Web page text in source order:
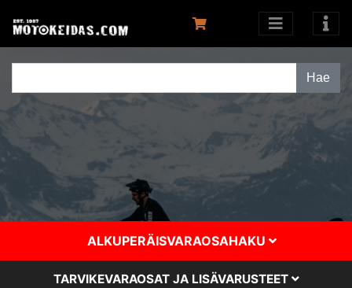
ALKUPERÄISVARAOSAHAKU
TARVIKEVARAOSAT JA LISÄVARUSTEET